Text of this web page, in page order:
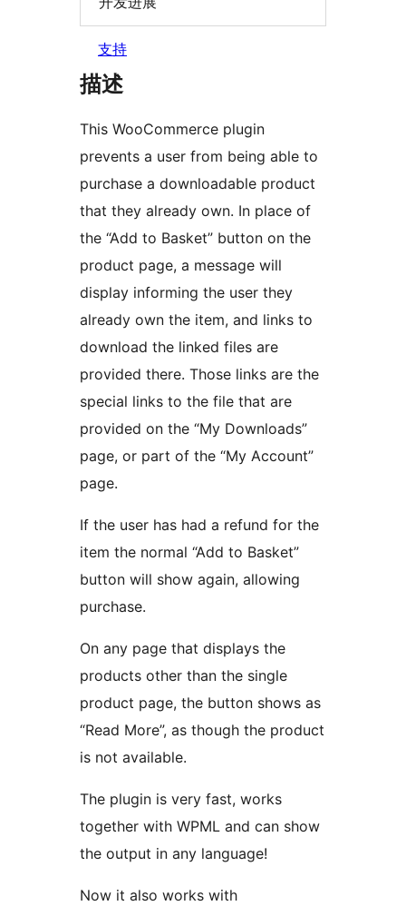
支持
描述
This WooCommerce plugin
prevents a user from being able to
purchase a downloadable product
that they already own. In place of
the “Add to Basket” button on the
product page, a message will
display informing the user they
already own the item, and links to
download the linked files are
provided there. Those links are the
special links to the file that are
provided on the “My Downloads”
page, or part of the “My Account”
page.
If the user has had a refund for the
item the normal “Add to Basket”
button will show again, allowing
purchase.
On any page that displays the
products other than the single
product page, the button shows as
“Read More”, as though the product
is not available.
The plugin is very fast, works
together with WPML and can show
the output in any language!
Now it also works with